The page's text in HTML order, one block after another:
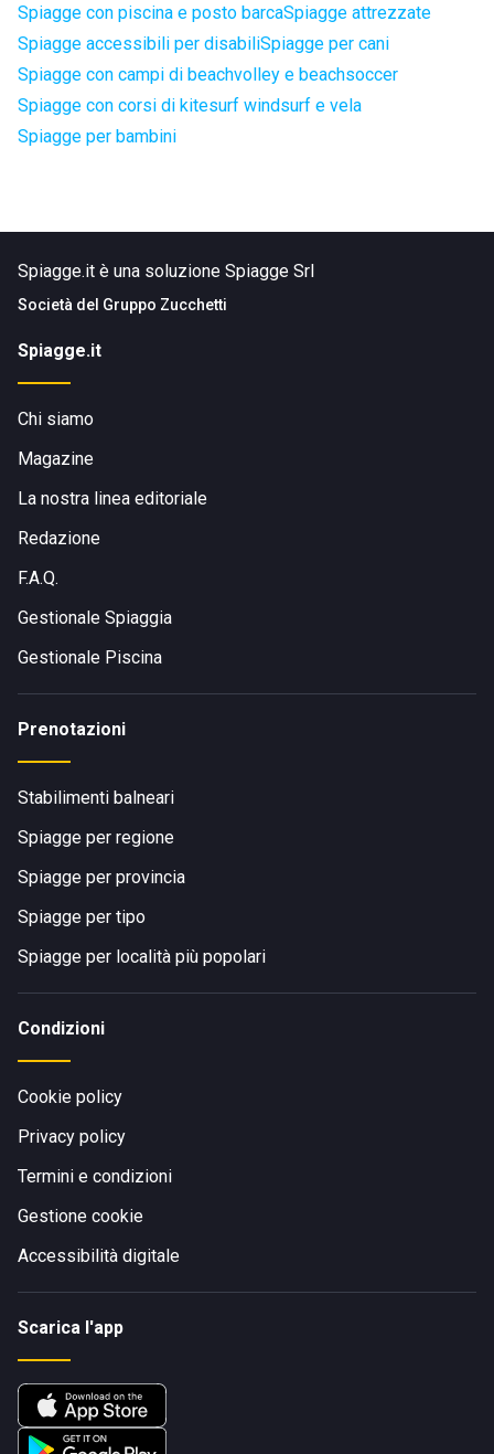
Spiagge con piscina e posto barcaSpiagge attrezzate
Spiagge accessibili per disabiliSpiagge per cani
Spiagge con campi di beachvolley e beachsoccer
Spiagge con corsi di kitesurf windsurf e vela
Spiagge per bambini
Spiagge.it è una soluzione Spiagge Srl
Società del Gruppo Zucchetti
Spiagge.it
Chi siamo
Magazine
La nostra linea editoriale
Redazione
F.A.Q.
Gestionale Spiaggia
Gestionale Piscina
Prenotazioni
Stabilimenti balneari
Spiagge per regione
Spiagge per provincia
Spiagge per tipo
Spiagge per località più popolari
Condizioni
Cookie policy
Privacy policy
Termini e condizioni
Gestione cookie
Accessibilità digitale
Scarica l'app